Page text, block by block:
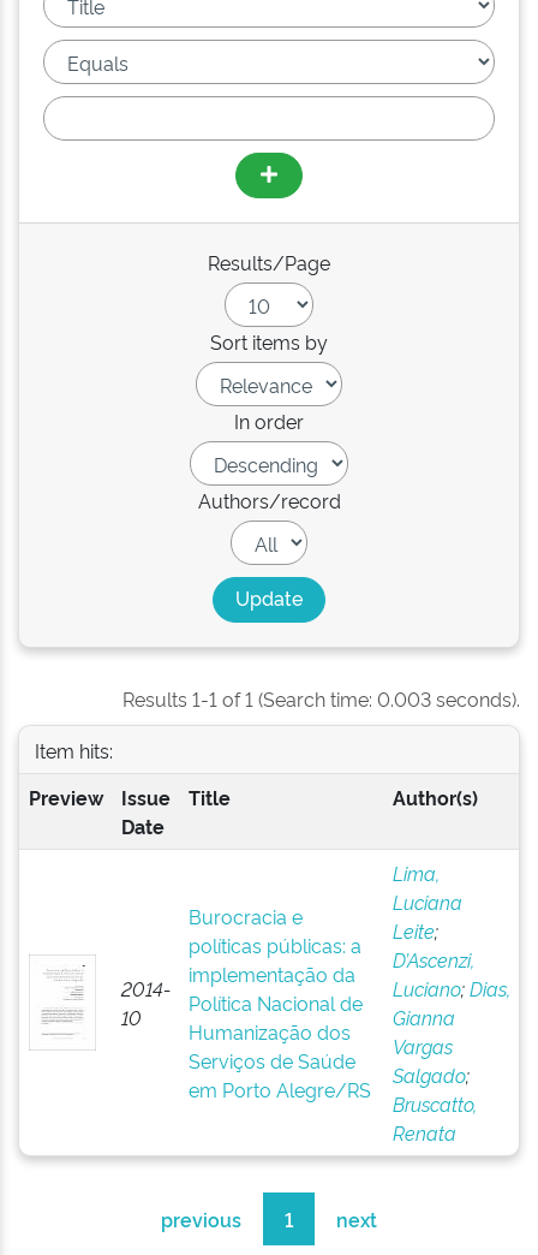
Results/Page
Sort items by
In order
Authors/record
Results 1-1 of 1 (Search time: 0.003 seconds).
Item hits:
Preview
Issue
Date
Title Author(s)
2014-
10
Burocracia e
políticas públicas: a
implementação da
Política Nacional de
Humanização dos
Serviços de Saúde
em Porto Alegre/RS
Lima,
Luciana
Leite;
D’Ascenzi,
Luciano;Dias,
Gianna
Vargas
Salgado;
Bruscatto,
Renata
previous 1 next